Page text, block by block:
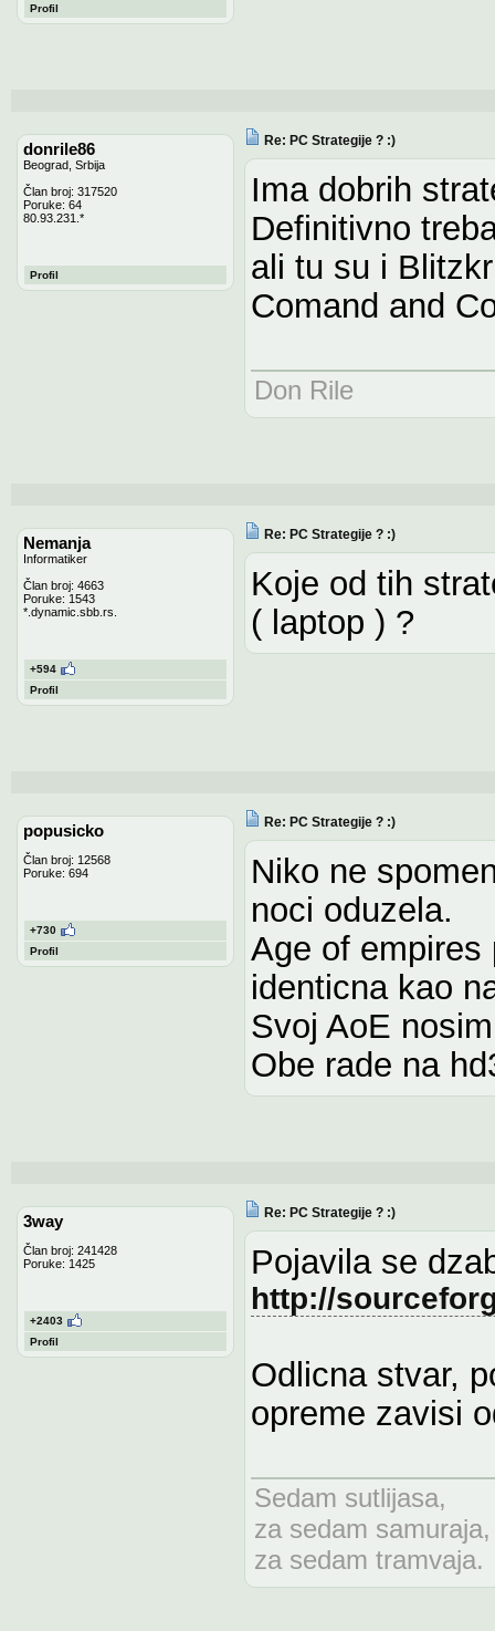
Profil
donrile86
Beograd, Srbija
Član broj: 317520
Poruke: 64
80.93.231.*
Profil
Re: PC Strategije ? :)
Ima dobrih
Definitivno
ali tu su i
Comand and
Don Rile
Nemanja
Informatiker
Član broj: 4663
Poruke: 1543
*.dynamic.sbb.rs.
+594
Profil
Re: PC Strategije ? :)
Koje od tih
( laptop ) ?
popusicko
Član broj: 12568
Poruke: 694
+730
Profil
Re: PC Strategije ? :)
Niko ne
noci oduzela.
Age of
identicna kao
Svoj AoE
Obe rade na
3way
Član broj: 241428
Poruke: 1425
+2403
Profil
Re: PC Strategije ? :)
Pojavila se
http://
Odlicna stvar,
opreme zavisi
Sedam sutlijasa,
za sedam samuraja,
za sedam tramvaja.